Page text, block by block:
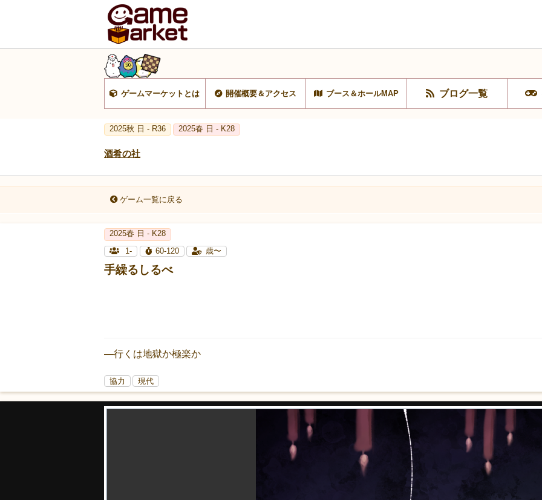
ゲームマーケットとは 開催概要＆アクセス ブース＆ホールMAP ブログ一覧
2025秋 日 - R36 2025春 日 - K28
酒肴の社
ゲーム一覧に戻る
2025春 日 - K28
1-
60-120 歳〜
手繰るしるべ
―行くは地獄か極楽か
協力 現代